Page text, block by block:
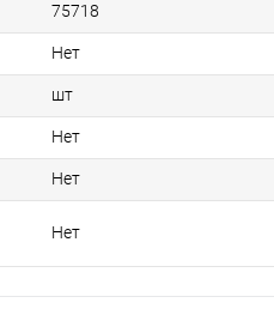
75718
Нет
шт
Нет
Нет
Нет